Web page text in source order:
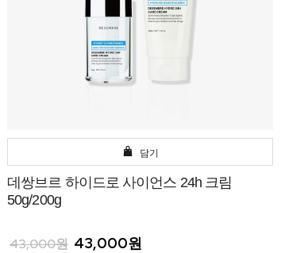
담기
데쌍브르 하이드로 사이언스 24h 크림
50g/200g
43,000원 43,000원